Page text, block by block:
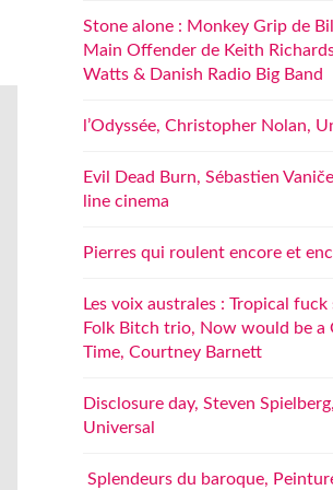
Stone alone : Monkey Grip de
Main Offender de Keith
Watts & Danish Radio Big Band
l’Odyssée, Christopher Nolan,
Evil Dead Burn, Sébastien
line cinema
Pierres qui roulent encore et
Les voix australes : Tropical fuck
Folk Bitch trio, Now would be a
Time, Courtney Barnett
Disclosure day, Steven Spielberg,
Universal
Splendeurs du baroque,